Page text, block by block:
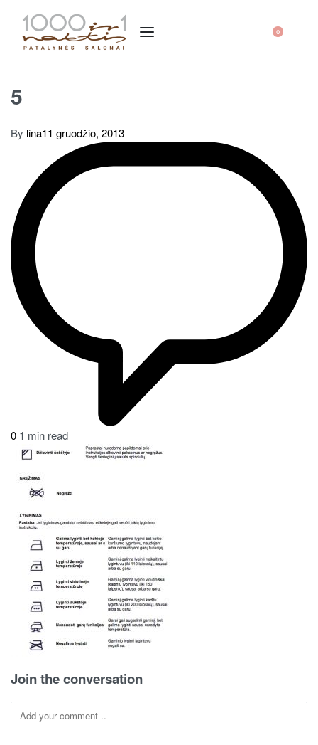
0
5
By lina11 gruodžio, 2013
0 1 min read
Join the conversation